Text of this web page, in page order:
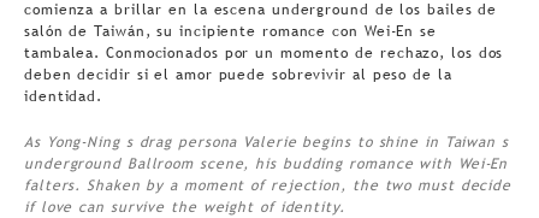
comienza a brillar en la escena underground de los bailes de
salón de Taiwán, su incipiente romance con Wei-En se
tambalea. Conmocionados por un momento de rechazo, los dos
deben decidir si el amor puede sobrevivir al peso de la
identidad.
As Yong-Ning s drag persona Valerie begins to shine in Taiwan s
underground Ballroom scene, his budding romance with Wei-En
falters. Shaken by a moment of rejection, the two must decide
if love can survive the weight of identity.